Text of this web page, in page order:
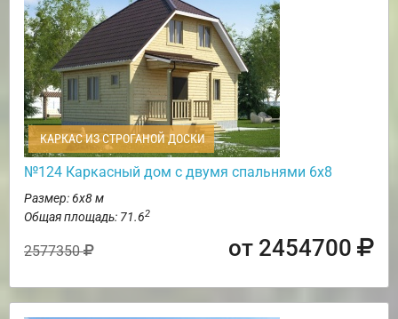
КАРКАС ИЗ СТРОГАНОЙ ДОСКИ
№124 Каркасный дом с двумя спальнями 6х8
Размер: 6х8 м
Общая площадь: 71.62
2577350 от 2454700